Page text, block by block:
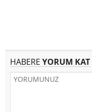
HABERE YORUM KAT